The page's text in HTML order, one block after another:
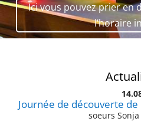
Ici vous pouvez prier en
l’horaire
Journée de découverte
soeurs